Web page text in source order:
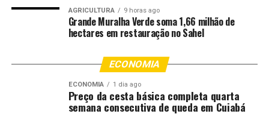
“Estou até emocionada com tudo que eu vi aqui, porque
as pessoas têm aquela concepção que pelo SUS [Sistema
Único de Saúde] tem que ser tudo de qualquer jeito, não
tem que ter nada bem feito, e muito pelo contrário. Aqui
está a prova de que quando o gestor quer fazer, há uma
gestão de qualidade, mostra para a população que tem
como fazer”, avaliou.
AGRICULTURA 9 horas ago
Grande Muralha Verde soma 1,66 milhão de
hectares em restauração no Sahel
ECONOMIA
ECONOMIA 1 dia ago
Preço da cesta básica completa quarta
semana consecutiva de queda em Cuiabá